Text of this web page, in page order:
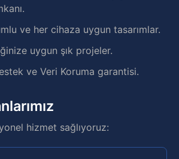
ve her cihaza uygun tasarımlar.
uygun şık projeler.
ve Veri Koruma garantisi.
hizmet sağlıyoruz: